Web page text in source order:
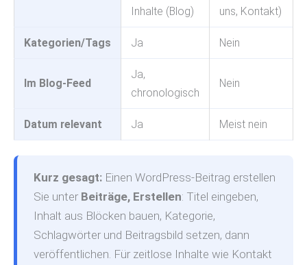
Inhalte (Blog)
uns, Kontakt)
Kategorien/Tags Ja Nein
Im Blog-Feed
Ja,
chronologisch
Nein
Datum relevant Ja Meist nein
Kurz gesagt: Einen WordPress-Beitrag erstellen
Sie unter Beiträge, Erstellen: Titel eingeben,
Inhalt aus Blöcken bauen, Kategorie,
Schlagwörter und Beitragsbild setzen, dann
veröffentlichen. Für zeitlose Inhalte wie Kontakt